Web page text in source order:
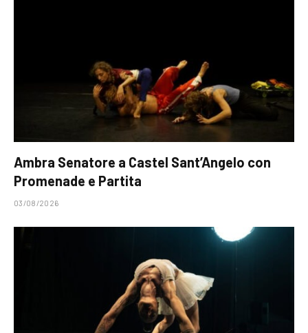
Ambra Senatore a Castel Sant’Angelo con
Promenade e Partita
03/08/2026